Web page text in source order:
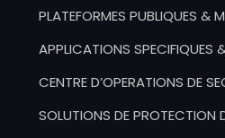
PLATEFORMES PUBLIQUES &
APPLICATIONS SPECIFIQUES
CENTRE D’OPERATIONS DE
SOLUTIONS DE PROTECTION